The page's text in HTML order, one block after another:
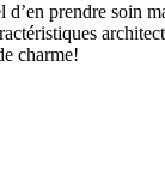
prendre
charme!